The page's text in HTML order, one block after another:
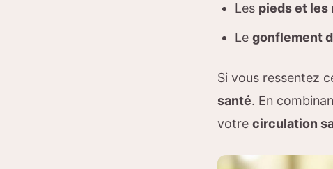
Les pieds et les
Legonflement
Si vous ressentez
santé. En
votre circulation